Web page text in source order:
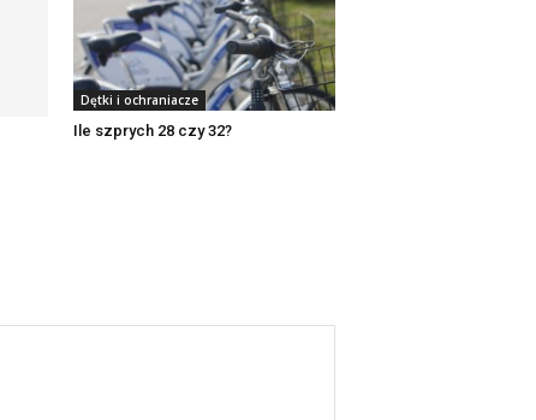
Dętki i ochraniacze
Ile szprych 28 czy 32?